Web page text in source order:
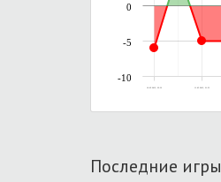
10.05.2015, 22:32 11.05.2015, 21:53
-10
-5
0
Последние игры